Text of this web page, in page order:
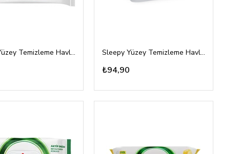
Sleepy Yüzey Temizleme Havlusu Orkide Bahçesi 100'lü Sleepy Yüzey Temizleme Havlusu Okyanus Esintisi 100'lü
₺94,90